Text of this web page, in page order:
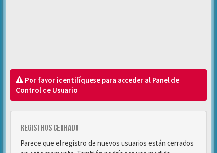
Por favor identifíquese para acceder al Panel de
Control de Usuario
Registros cerrado
Parece que el registro de nuevos usuarios están cerrados